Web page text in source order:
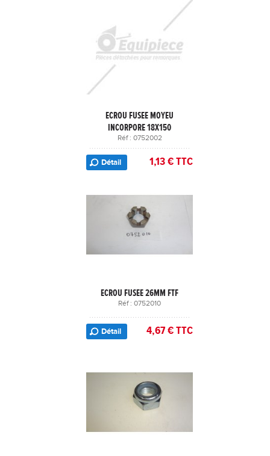
ECROU FUSEE MOYEU
INCORPORE 18X150
Réf : 0752002
Détail 1,13 € TTC
ECROU FUSEE 26MM FTF
Réf : 0752010
Détail 4,67 € TTC